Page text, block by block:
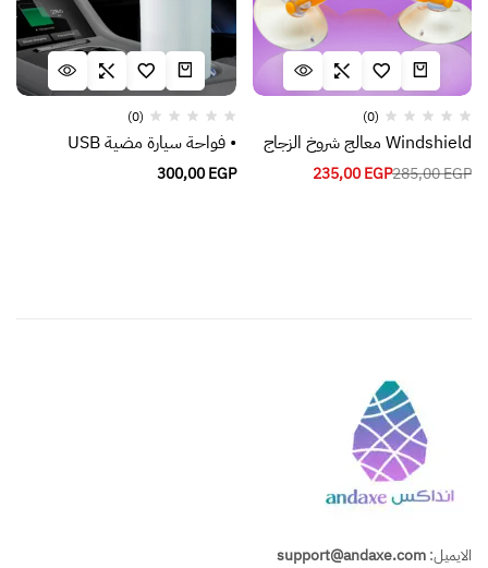
(0)
Windshield معالج شروخ الزجاج
285,00EGP
235,00EGP
(0)
• فواحة سيارة مضية USB
300,00EGP
الايميل:support@andaxe.com